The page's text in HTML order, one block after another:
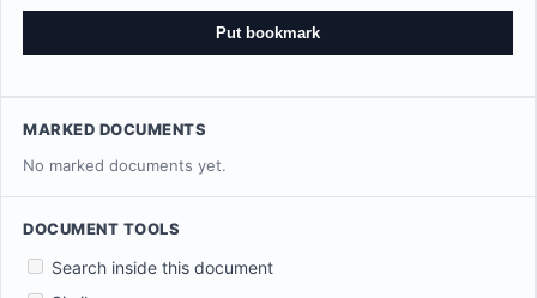
Put bookmark
MARKED DOCUMENTS
No marked documents yet.
DOCUMENT TOOLS
Search inside this document